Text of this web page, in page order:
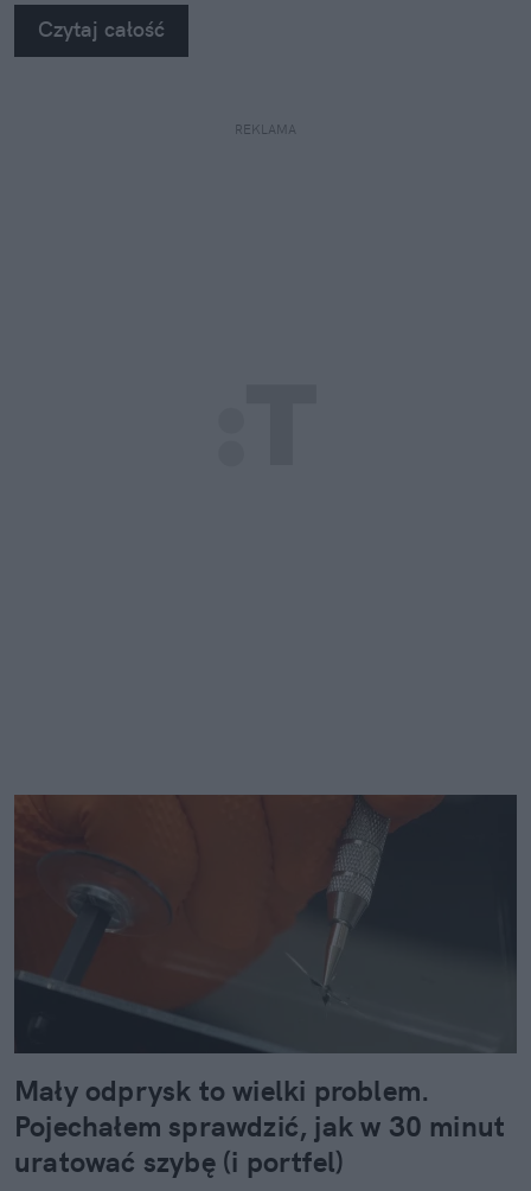
Czytaj całość
REKLAMA
Mały odprysk to wielki problem.
Pojechałem sprawdzić, jak w 30 minut
uratować szybę (i portfel)